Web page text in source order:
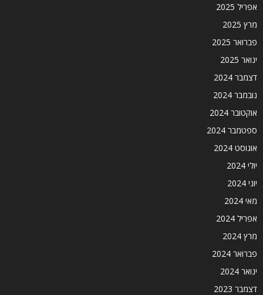
אפריל 2025
מרץ 2025
פברואר 2025
ינואר 2025
דצמבר 2024
נובמבר 2024
אוקטובר 2024
ספטמבר 2024
אוגוסט 2024
יולי 2024
יוני 2024
מאי 2024
אפריל 2024
מרץ 2024
פברואר 2024
ינואר 2024
דצמבר 2023